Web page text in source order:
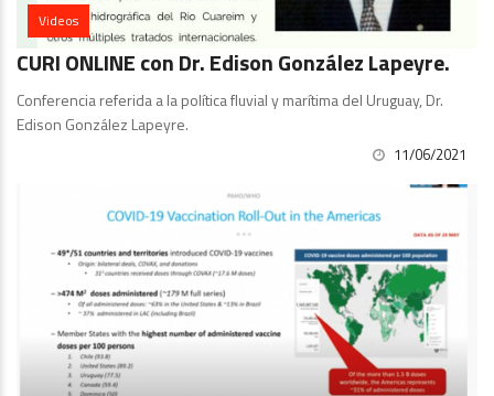
Videos
CURI ONLINE con Dr. Edison González Lapeyre.
Conferencia referida a la política fluvial y marítima del Uruguay, Dr.
Edison González Lapeyre.
11/06/2021